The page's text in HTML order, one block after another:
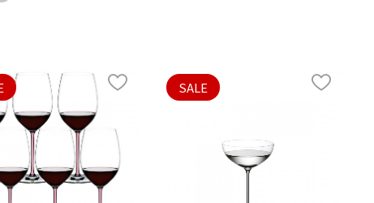
SALE